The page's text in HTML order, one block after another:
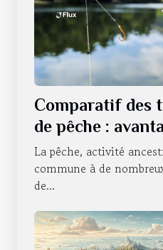
Comparatif des
de pêche :
utilisations
La pêche, activité
commune à de
de...